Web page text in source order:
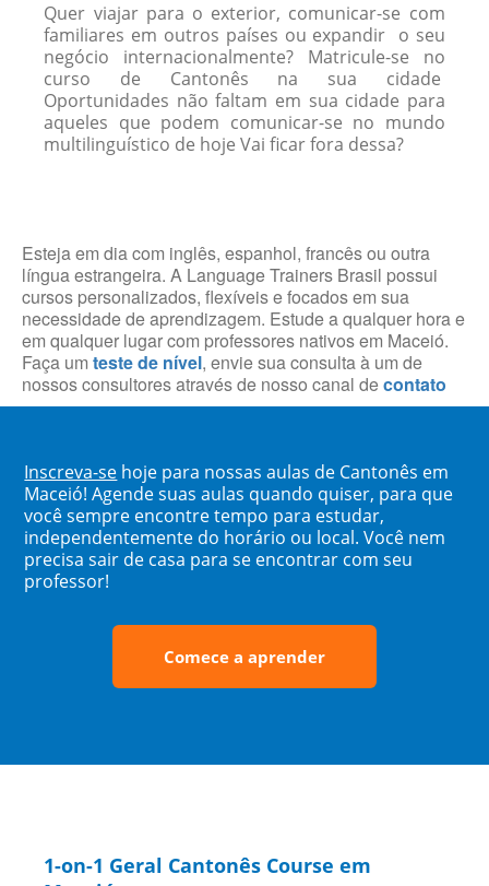
Quer viajar para o exterior, comunicar-se com
familiares em outros países ou expandir o seu
negócio internacionalmente? Matricule-se no
curso de Cantonês na sua cidade
Oportunidades não faltam em sua cidade para
aqueles que podem comunicar-se no mundo
multilinguístico de hoje Vai ficar fora dessa?
Esteja em dia com inglês, espanhol, francês ou outra
língua estrangeira. A Language Trainers Brasil possui
cursos personalizados, flexíveis e focados em sua
necessidade de aprendizagem. Estude a qualquer hora e
em qualquer lugar com professores nativos em Maceió.
Faça um teste de nível, envie sua consulta à um de
nossos consultores através de nosso canal decontato
Inscreva-se hoje para nossas aulas de Cantonês em
Maceió! Agende suas aulas quando quiser, para que
você sempre encontre tempo para estudar,
independentemente do horário ou local. Você nem
precisa sair de casa para se encontrar com seu
professor!
Comece a aprender
1-on-1 Geral Cantonês Course em